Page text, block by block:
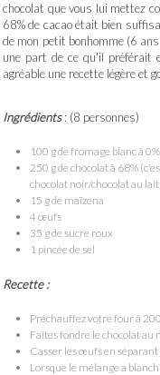
chocolat que vous lui mettez
68% de cacao était bien
de mon petit bonhomme (6
une part de ce qu'il
agréable une recette légère et
Ingrédients: (8 personnes)
100 g de fromage blanc à 0%
250 g de chocolat à 68%
chocolat noir/chocolat au
15 g de maïzena
4 œufs
35 g de sucre roux
1 pincée de sel
Recette :
Préchauffez votre four à
Faîtes fondre le chocolat
Casser les œufs en séparant
Lorsque le mélange a